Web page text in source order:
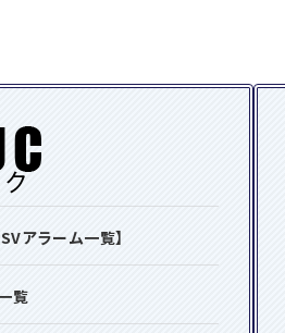
アラーム一覧】
覧